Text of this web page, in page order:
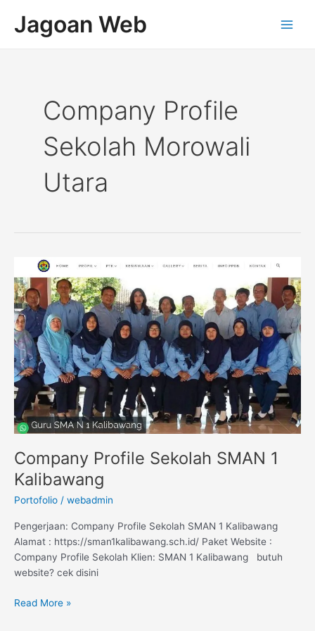
Jagoan Web
Company Profile
Sekolah Morowali
Utara
Company Profile Sekolah SMAN 1
Kalibawang
Portofolio / webadmin
Pengerjaan: Company Profile Sekolah SMAN 1 Kalibawang
Alamat : https://sman1kalibawang.sch.id/ Paket Website :
Company Profile Sekolah Klien: SMAN 1 Kalibawang butuh
website? cek disini
Company
Profile
Sekolah
SMAN
1
Kalibawang
Read More »